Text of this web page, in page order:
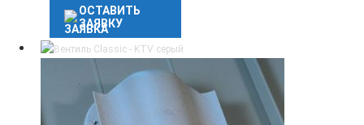
ОСТАВИТЬ
ЗАЯВКУ